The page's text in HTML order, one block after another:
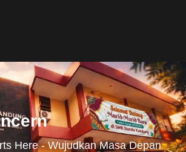
Here - Wujudkan Masa Depan